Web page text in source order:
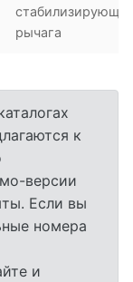
рычага
к
версии
Если вы
номера
и